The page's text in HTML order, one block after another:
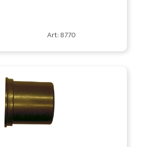
Art: 8770